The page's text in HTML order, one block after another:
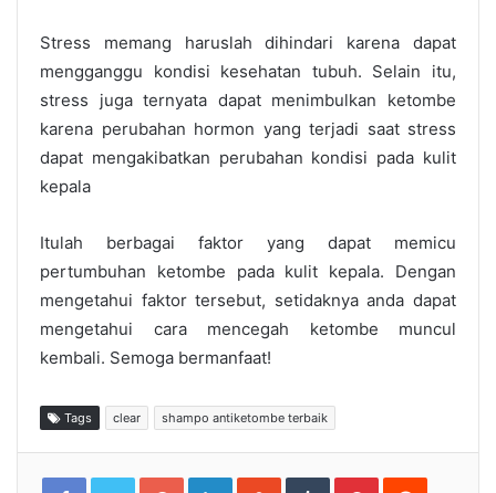
Stress memang haruslah dihindari karena dapat
mengganggu kondisi kesehatan tubuh. Selain itu,
stress juga ternyata dapat menimbulkan ketombe
karena perubahan hormon yang terjadi saat stress
dapat mengakibatkan perubahan kondisi pada kulit
kepala
Itulah berbagai faktor yang dapat memicu
pertumbuhan ketombe pada kulit kepala. Dengan
mengetahui faktor tersebut, setidaknya anda dapat
mengetahui cara mencegah ketombe muncul
kembali. Semoga bermanfaat!
Tags clear shampo antiketombe terbaik
Google+LinkedInStumbleUpon
TumblrPinterestReddit